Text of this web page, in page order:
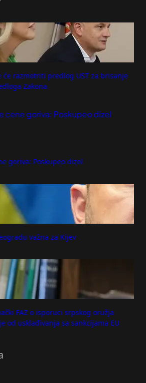
će razmotriti predlog UST za brisanje
Zakona
goriva: Poskupeo dizel
važna za Kijev
FAZ o isporuci srpskog oružja
od usklađivanja sa sankcijama EU